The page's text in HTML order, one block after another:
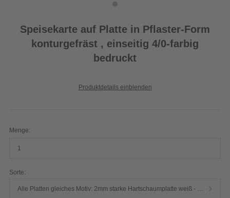
Speisekarte auf Platte in Pflaster-Form
konturgefräst , einseitig 4/0-farbig
bedruckt
Produktdetails einblenden
Menge:
Sorte: